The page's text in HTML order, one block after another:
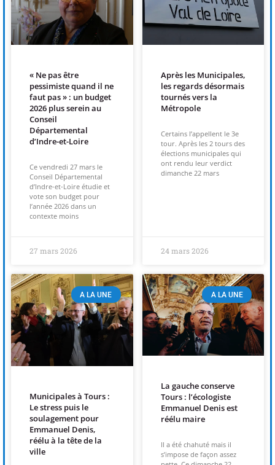
(re)découvrir le CCC OD « On veut mettre le feu à
Tonnellé » : le nouveau président de l’US Tours Rugby voit
grand
« Ne pas être
pessimiste quand il ne
faut pas » : un budget
2026 plus serein au
Conseil
Départemental
d’Indre-et-Loire
Ce vendredi 27 mars le
Conseil Départemental
d’Indre-et-Loire étudie et
vote son budget pour
l’année 2026 dans un
contexte moins
27 mars 2026
Après les Municipales,
les regards désormais
tournés vers la
Métropole
Certains l’appellent le 3e
tour. Après les 2 tours des
élections municipales qui
ont rendu leur verdict
dimanche 22 mars
24 mars 2026
A LA UNE
Municipales à Tours :
Le stress puis le
soulagement pour
Emmanuel Denis,
réélu à la tête de la
ville
A LA UNE
La gauche conserve
Tours : l’écologiste
Emmanuel Denis est
réélu maire
Il a été chahuté mais il
s’impose de façon assez